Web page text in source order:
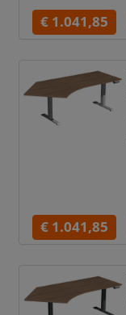
€ 1.041,85
€ 1.041,85